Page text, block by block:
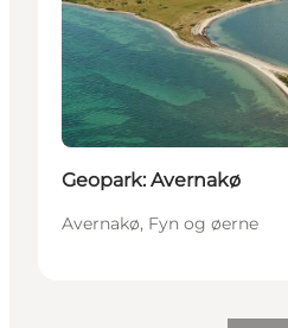
Geopark: Avernakø
Avernakø, Fyn og øerne